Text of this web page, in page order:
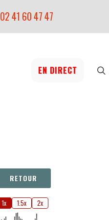
02 41 60 47 47
EN DIRECT
RETOUR
1x 1.5x 2x